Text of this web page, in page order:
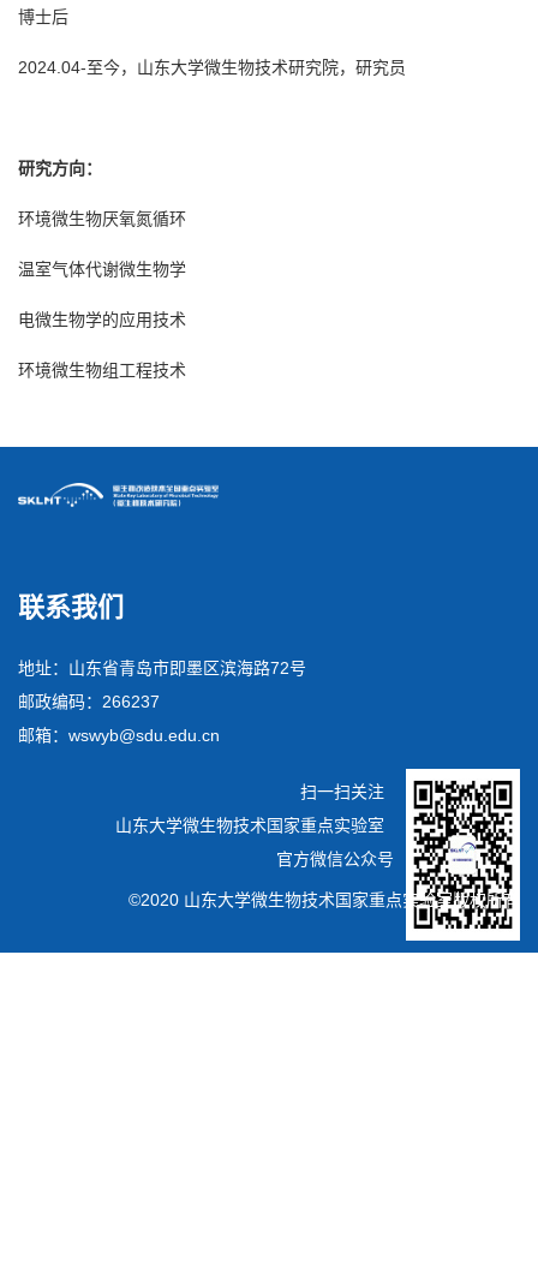
博士后
2024.04-至今，山东大学微生物技术研究院，研究员
研究方向：
环境微生物厌氧氮循环
温室气体代谢微生物学
电微生物学的应用技术
环境微生物组工程技术
联系我们
地址：山东省青岛市即墨区滨海路72号
邮政编码：266237
邮箱：wswyb@sdu.edu.cn
扫一扫关注
山东大学微生物技术国家重点实验室
官方微信公众号
©2020 山东大学微生物技术国家重点实验室版权所有